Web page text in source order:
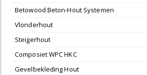
Betowood Beton-Hout Systemen
Vlonderhout
Steigerhout
Composiet WPC HKC
Gevelbekleding Hout